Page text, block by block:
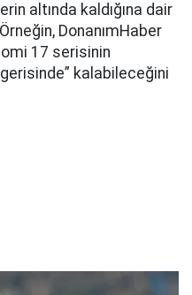
altında kaldığına dair
DonanımHaber
17 serisinin
gerisinde” kalabileceğini